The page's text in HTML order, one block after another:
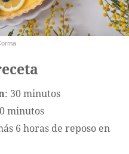
: 30 minutos
minutos
6 horas de reposo en